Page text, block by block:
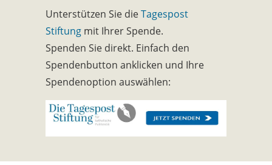
Unterstützen Sie dieTagespost
Stiftung mit Ihrer Spende.
Spenden Sie direkt. Einfach den
Spendenbutton anklicken und Ihre
Spendenoption auswählen: